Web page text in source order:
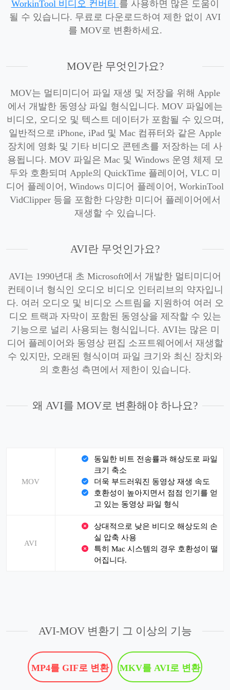
WorkinTool 비디오 컨버터 를 사용하면 많은 도움이
될 수 있습니다. 무료로 다운로드하여 제한 없이 AVI
를 MOV로 변환하세요.
MOV란 무엇인가요?
MOV는 멀티미디어 파일 재생 및 저장을 위해 Apple
에서 개발한 동영상 파일 형식입니다. MOV 파일에는
비디오, 오디오 및 텍스트 데이터가 포함될 수 있으며,
일반적으로 iPhone, iPad 및 Mac 컴퓨터와 같은 Apple
장치에 영화 및 기타 비디오 콘텐츠를 저장하는 데 사
용됩니다. MOV 파일은 Mac 및 Windows 운영 체제 모
두와 호환되며 Apple의 QuickTime 플레이어, VLC 미
디어 플레이어, Windows 미디어 플레이어, WorkinTool
VidClipper 등을 포함한 다양한 미디어 플레이어에서
재생할 수 있습니다.
AVI란 무엇인가요?
AVI는 1990년대 초 Microsoft에서 개발한 멀티미디어
컨테이너 형식인 오디오 비디오 인터리브의 약자입니
다. 여러 오디오 및 비디오 스트림을 지원하여 여러 오
디오 트랙과 자막이 포함된 동영상을 제작할 수 있는
기능으로 널리 사용되는 형식입니다. AVI는 많은 미
디어 플레이어와 동영상 편집 소프트웨어에서 재생할
수 있지만, 오래된 형식이며 파일 크기와 최신 장치와
의 호환성 측면에서 제한이 있습니다.
왜 AVI를 MOV로 변환해야 하나요?
MOV
동일한 비트 전송률과 해상도로 파일
크기 축소
더욱 부드러워진 동영상 재생 속도
호환성이 높아지면서 점점 인기를 얻
고 있는 동영상 파일 형식
AVI
상대적으로 낮은 비디오 해상도의 손
실 압축 사용
특히 Mac 시스템의 경우 호환성이 떨
어집니다.
AVI-MOV 변환기 그 이상의 기능
MP4를 GIF로 변환 MKV를 AVI로 변환